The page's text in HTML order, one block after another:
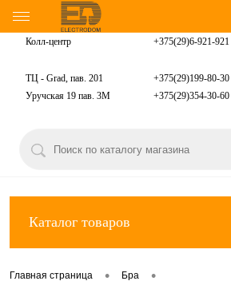
Колл-центр +375(29)6-921-921
ТЦ - Grad, пав. 201 +375(29)199-80-30
Уручская 19 пав. 3М +375(29)354-30-60
Каталог товаров
Главная страница • Бра •